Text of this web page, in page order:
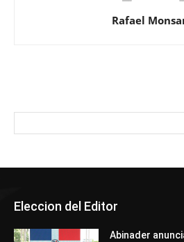
Rafael
Eleccion del Editor
Abinader